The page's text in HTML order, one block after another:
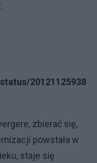
20121125938
zbierać się,
powstała w
staje się